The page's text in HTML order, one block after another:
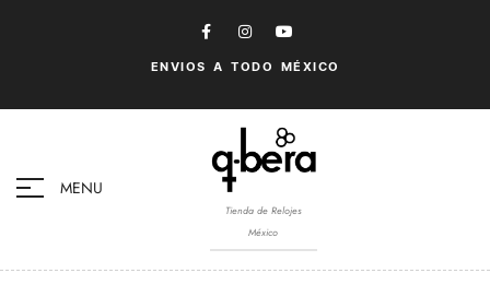
ENVIOS A TODO MÉXICO
MENU
Tienda de Relojes
México